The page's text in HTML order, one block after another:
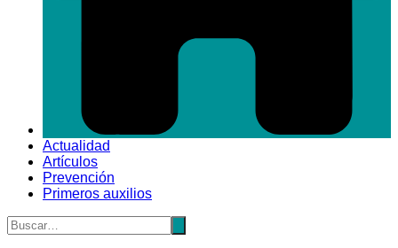
Actualidad
Artículos
Prevención
Primeros auxilios